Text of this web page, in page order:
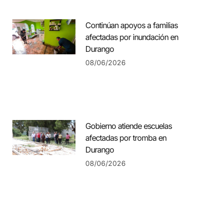
Continúan apoyos a familias
afectadas por inundación en
Durango
08/06/2026
Gobierno atiende escuelas
afectadas por tromba en
Durango
08/06/2026